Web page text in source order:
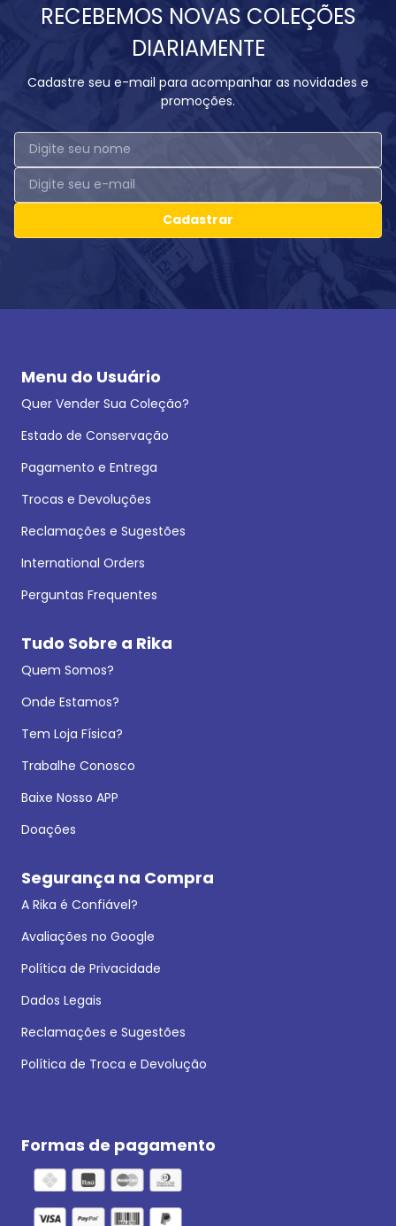
RECEBEMOS NOVAS COLEÇÕES
DIARIAMENTE
Cadastre seu e-mail para acompanhar as novidades e
promoções.
Cadastrar
Menu do Usuário
Quer Vender Sua Coleção?
Estado de Conservação
Pagamento e Entrega
Trocas e Devoluções
Reclamações e Sugestões
International Orders
Perguntas Frequentes
Tudo Sobre a Rika
Quem Somos?
Onde Estamos?
Tem Loja Física?
Trabalhe Conosco
Baixe Nosso APP
Doações
Segurança na Compra
A Rika é Confiável?
Avaliações no Google
Política de Privacidade
Dados Legais
Reclamações e Sugestões
Política de Troca e Devolução
Formas de pagamento